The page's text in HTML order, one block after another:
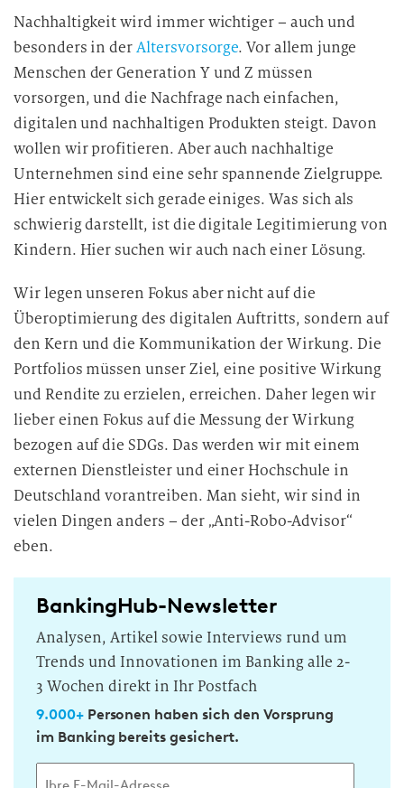
Nachhaltigkeit wird immer wichtiger – auch und
besonders in derAltersvorsorge. Vor allem junge
Menschen der Generation Y und Z müssen
vorsorgen, und die Nachfrage nach einfachen,
digitalen und nachhaltigen Produkten steigt. Davon
wollen wir profitieren. Aber auch nachhaltige
Unternehmen sind eine sehr spannende Zielgruppe.
Hier entwickelt sich gerade einiges. Was sich als
schwierig darstellt, ist die digitale Legitimierung von
Kindern. Hier suchen wir auch nach einer Lösung.
Wir legen unseren Fokus aber nicht auf die
Überoptimierung des digitalen Auftritts, sondern auf
den Kern und die Kommunikation der Wirkung. Die
Portfolios müssen unser Ziel, eine positive Wirkung
und Rendite zu erzielen, erreichen. Daher legen wir
lieber einen Fokus auf die Messung der Wirkung
bezogen auf die SDGs. Das werden wir mit einem
externen Dienstleister und einer Hochschule in
Deutschland vorantreiben. Man sieht, wir sind in
vielen Dingen anders – der „Anti-Robo-Advisor“
eben.
BankingHub-Newsletter
Analysen, Artikel sowie Interviews rund um
Trends und Innovationen im Banking alle 2-
3 Wochen direkt in Ihr Postfach
9.000+Personen haben sich den Vorsprung
im Banking bereits gesichert.